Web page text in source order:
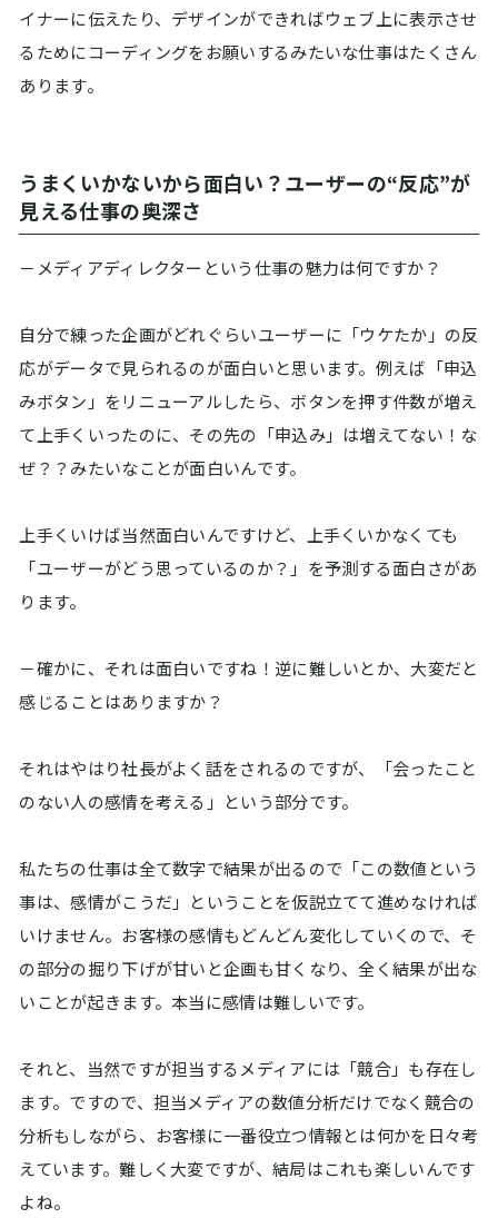
イナーに伝えたり、デザインができればウェブ上に表示させ
るためにコーディングをお願いするみたいな仕事はたくさん
あります。
うまくいかないから面白い？ユーザーの“反応”が
見える仕事の奥深さ
－メディアディレクターという仕事の魅力は何ですか？
自分で練った企画がどれぐらいユーザーに「ウケたか」の反
応がデータで見られるのが面白いと思います。例えば「申込
みボタン」をリニューアルしたら、ボタンを押す件数が増え
て上手くいったのに、その先の「申込み」は増えてない！な
ぜ？？みたいなことが面白いんです。
上手くいけば当然面白いんですけど、上手くいかなくても
「ユーザーがどう思っているのか？」を予測する面白さがあ
ります。
－確かに、それは面白いですね！逆に難しいとか、大変だと
感じることはありますか？
それはやはり社長がよく話をされるのですが、「会ったこと
のない人の感情を考える」という部分です。
私たちの仕事は全て数字で結果が出るので「この数値という
事は、感情がこうだ」ということを仮説立てて進めなければ
いけません。お客様の感情もどんどん変化していくので、そ
の部分の掘り下げが甘いと企画も甘くなり、全く結果が出な
いことが起きます。本当に感情は難しいです。
それと、当然ですが担当するメディアには「競合」も存在し
ます。ですので、担当メディアの数値分析だけでなく競合の
分析もしながら、お客様に一番役立つ情報とは何かを日々考
えています。難しく大変ですが、結局はこれも楽しいんです
よね。